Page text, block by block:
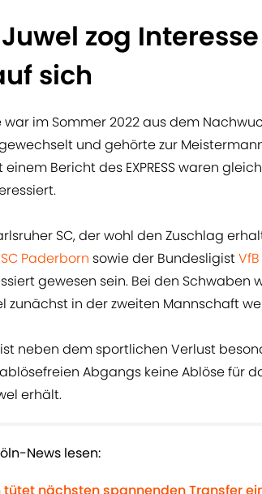
zog
sich
war im Sommer 2022 aus dem
gewechselt und gehörte zur
einem Bericht des EXPRESS waren
SC, der wohl den Zuschlag
SC Paderborn sowie der Bundesligist
gewesen sein. Bei den Schwaben
zunächst in der zweiten Mannschaft
ist neben dem sportlichen Verlust
Abgangs keine Ablöse für
erhält.
News lesen: